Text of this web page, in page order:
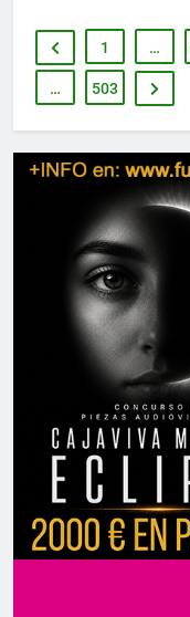
1 …
… 503